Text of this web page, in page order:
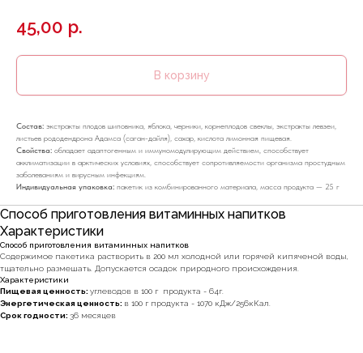
45,00 р.
В корзину
Состав: экстракты плодов шиповника, яблока, черники, корнеплодов свеклы, экстракты левзеи,
листьев рододендрона Адамса (саган-дайля), сахар, кислота лимонная пищевая.
Свойства: обладает адаптогенным и иммуномодулирующим действием, способствует
акклиматизации в арктических условиях, способствует сопротивляемости организма простудным
заболеваниям и вирусным инфекциям.
Индивидуальная упаковка: пакетик из комбинированного материала, масса продукта — 25 г
Способ приготовления витаминных напитков
Характеристики
Способ приготовления витаминных напитков
Cодержимое пакетика растворить в 200 мл холодной или горячей кипяченой воды,
тщательно размешать. Допускается осадок природного происхождения.
Характеристики
Пищевая ценность:углеводов в 100 г продукта - 64г.
Энергетическая ценность: в 100 г продукта - 1070 кДж/256кКал.
Срок годности:36 месяцев